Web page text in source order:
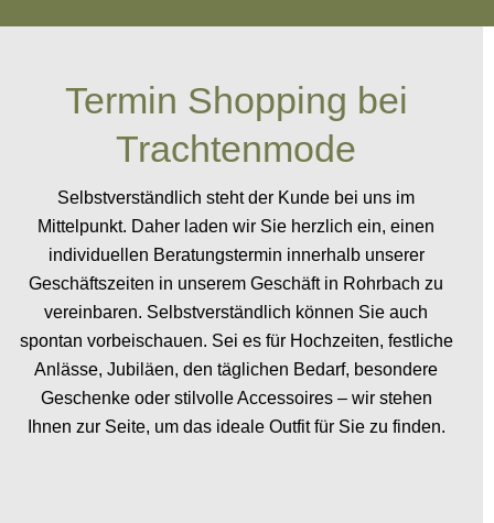
Termin Shopping bei
Trachtenmode
Selbstverständlich steht der Kunde bei uns im
Mittelpunkt. Daher laden wir Sie herzlich ein, einen
individuellen Beratungstermin innerhalb unserer
Geschäftszeiten in unserem Geschäft in Rohrbach zu
vereinbaren. Selbstverständlich können Sie auch
spontan vorbeischauen. Sei es für Hochzeiten, festliche
Anlässe, Jubiläen, den täglichen Bedarf, besondere
Geschenke oder stilvolle Accessoires – wir stehen
Ihnen zur Seite, um das ideale Outfit für Sie zu finden.